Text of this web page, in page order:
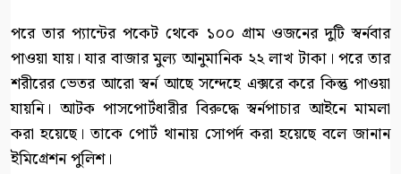
পরে তার প্যান্টের পকেট থেকে ১০০ গ্রাম ওজনের দুটি স্বর্নবার
পাওয়া যায়। যার বাজার মুল্য আনুমানিক ২২ লাখ টাকা। পরে তার
শরীরের ভেতর আরো স্বর্ন আছে সন্দেহে এক্সরে করে কিন্তু পাওয়া
যায়নি। আটক পাসপোর্টধারীর বিরুদ্ধে স্বর্নপাচার আইনে মামলা
করা হয়েছে। তাকে পোর্ট থানায় সোপর্দ করা হয়েছে বলে জানান
ইমিগ্রেশন পুলিশ।